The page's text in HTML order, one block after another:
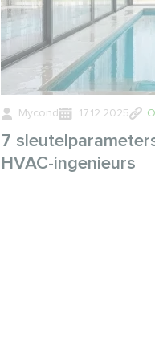
Mycond 17.12.2025
7
HVAC-ingenieurs